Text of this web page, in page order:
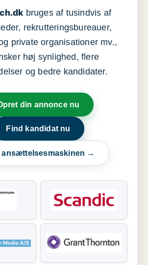
bruges af tusindvis af
rekrutteringsbureauer,
private organisationer mv.,
høj synlighed, flere
og bedre kandidater.
din annonce nu
Find kandidat nu
ansættelsesmaskinen →